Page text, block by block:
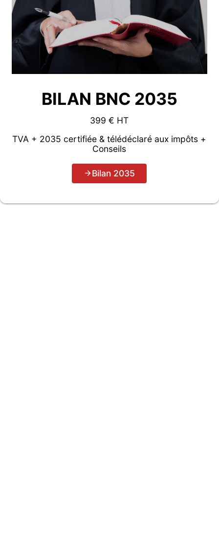
BILAN BNC 2035
399 € HT
TVA + 2035 certifiée & télédéclaré aux impôts +
Conseils
Bilan 2035